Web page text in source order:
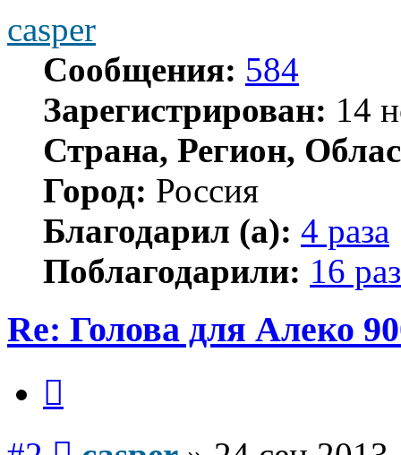
casper
Сообщения: 584
Зарегистрирован: 14
Страна, Регион,
Город: Россия
Благодарил (а): 4 раза
Поблагодарили: 16 раз
Re: Голова для Алеко